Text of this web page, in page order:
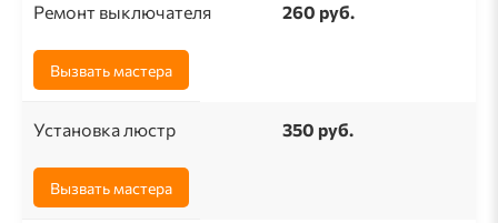
Ремонт выключателя 260 pуб.
Вызвать мастера
Установка люстр 350 руб.
Вызвать мастера